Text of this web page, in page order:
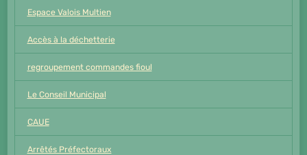
Espace Valois Multien
Accès à la déchetterie
regroupement commandes fioul
Le Conseil Municipal
CAUE
Arrêtés Préfectoraux